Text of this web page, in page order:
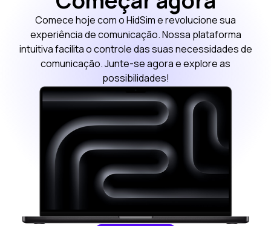
Step 3: Pay our bot with Stars
Comece hoje com o HidSim e revolucione sua
experiência de comunicação. Nossa plataforma
intuitiva facilita o controle das suas necessidades de
comunicação. Junte-se agora e explore as
possibilidades!